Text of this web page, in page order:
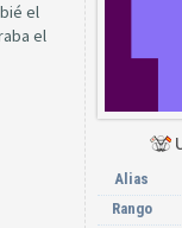
el
el
Alias
Rango